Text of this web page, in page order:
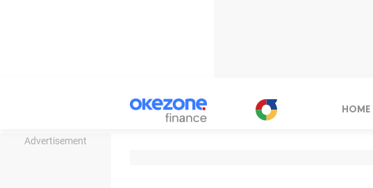
Advertisement
HOME